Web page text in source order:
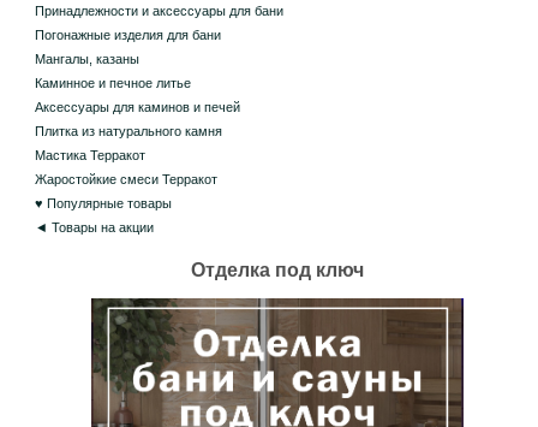
Принадлежности и аксессуары для бани
Погонажные изделия для бани
Мангалы, казаны
Каминное и печное литье
Аксессуары для каминов и печей
Плитка из натурального камня
Мастика Терракот
Жаростойкие смеси Терракот
♥ Популярные товары
◄ Товары на акции
Отделка под ключ